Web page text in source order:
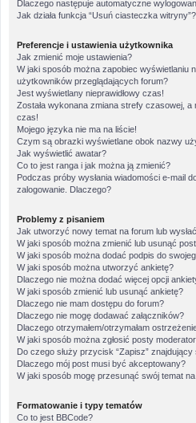
Dlaczego następuje automatyczne
Jak działa funkcja “Usuń ciasteczka witryny”?
Preferencje i ustawienia użytkownika
Jak zmienić moje ustawienia?
W jaki sposób można zapobiec wyświetlaniu
użytkowników przeglądających forum?
Jest wyświetlany nieprawidłowy czas!
Została wykonana zmiana strefy czasowej, a
czas!
Mojego języka nie ma na liście!
Czym są obrazki wyświetlane obok nazwy
Jak wyświetlić awatar?
Co to jest ranga i jak można ją zmienić?
Podczas próby wysłania wiadomości e-mail
zalogowanie. Dlaczego?
Problemy z pisaniem
Jak utworzyć nowy temat na forum lub
W jaki sposób można zmienić lub usunąć
W jaki sposób można dodać podpis do
W jaki sposób można utworzyć ankietę?
Dlaczego nie można dodać więcej opcji
W jaki sposób zmienić lub usunąć ankietę?
Dlaczego nie mam dostępu do forum?
Dlaczego nie mogę dodawać załączników?
Dlaczego otrzymałem/otrzymałam
W jaki sposób można zgłosić posty
Do czego służy przycisk “Zapisz”
Dlaczego mój post musi być akceptowany?
W jaki sposób mogę przesunąć swój temat
Formatowanie i typy tematów
Co to jest BBCode?